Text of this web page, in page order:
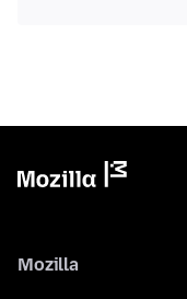
Mozilla